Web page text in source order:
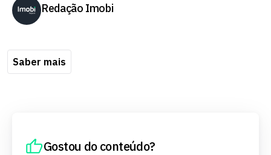
Redação Imobi
Saber mais
Gostou do conteúdo?